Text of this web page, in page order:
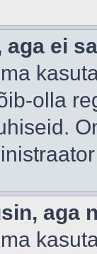
ei
olla
aga